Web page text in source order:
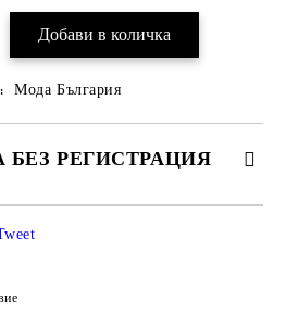
Мода България
БЕЗ РЕГИСТРАЦИЯ